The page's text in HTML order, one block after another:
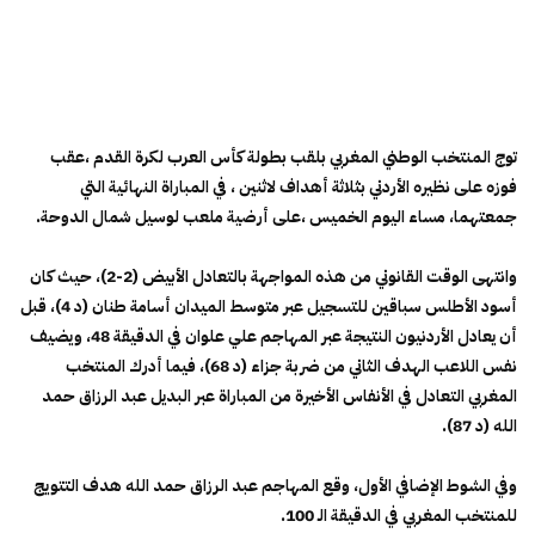
توج المنتخب الوطني المغربي بلقب بطولة كأس العرب لكرة القدم ،عقب
فوزه على نظيره الأردني بثلاثة أهداف لاثنين ، في المباراة النهائية التي
جمعتهما، مساء اليوم الخميس ،على أرضية ملعب لوسيل شمال الدوحة.
وانتهى الوقت القانوني من هذه المواجهة بالتعادل الأبيض (2-2)، حيث كان
أسود الأطلس سباقين للتسجيل عبر متوسط الميدان أسامة طنان (د 4)، قبل
أن يعادل الأردنيون النتيجة عبر المهاجم علي علوان في الدقيقة 48، ويضيف
نفس اللاعب الهدف الثاني من ضربة جزاء (د 68)، فيما أدرك المنتخب
المغربي التعادل في الأنفاس الأخيرة من المباراة عبر البديل عبد الرزاق حمد
الله (د 87).
وفي الشوط الإضافي الأول، وقع المهاجم عبد الرزاق حمد الله هدف التتويج
للمنتخب المغربي في الدقيقة الـ 100.